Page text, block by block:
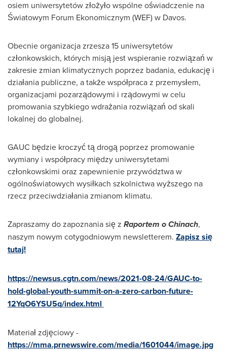
osiem uniwersytetów złożyło wspólne oświadczenie na
Światowym Forum Ekonomicznym (WEF) w Davos.
Obecnie organizacja zrzesza 15 uniwersytetów
członkowskich, których misją jest wspieranie rozwiązań w
zakresie zmian klimatycznych poprzez badania, edukację i
działania publiczne, a także współpraca z przemysłem,
organizacjami pozarządowymi i rządowymi w celu
promowania szybkiego wdrażania rozwiązań od skali
lokalnej do globalnej.
GAUC będzie kroczyć tą drogą poprzez promowanie
wymiany i współpracy między uniwersytetami
członkowskimi oraz zapewnienie przywództwa w
ogólnoświatowych wysiłkach szkolnictwa wyższego na
rzecz przeciwdziałania zmianom klimatu.
Zapraszamy do zapoznania się z Raportem o Chinach,
naszym nowym cotygodniowym newsletterem. Zapisz się
tutaj!
https://newsus.cgtn.com/news/2021-08-24/GAUC-to-
hold-global-youth-summit-on-a-zero-carbon-future-
12YqO6YSU5q/index.html
Materiał zdjęciowy -
https://mma.prnewswire.com/media/1601044/image.jpg